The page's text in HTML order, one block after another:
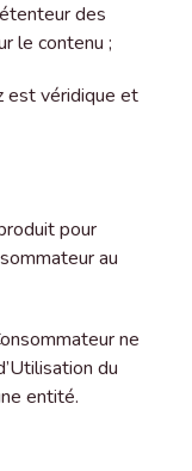
des
le contenu ;
est véridique et
pour
au
ne
du
entité.